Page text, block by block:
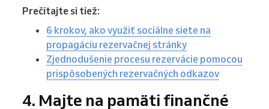
Prečítajte si tiež:
6 krokov, ako využiť sociálne siete na
propagáciu rezervačnej stránky
Zjednodušenie procesu rezervácie pomocou
prispôsobených rezervačných odkazov
4. Majte na pamäti finančné